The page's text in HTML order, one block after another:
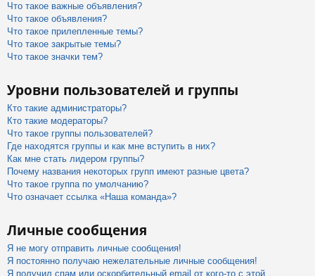
Что такое важные объявления?
Что такое объявления?
Что такое прилепленные темы?
Что такое закрытые темы?
Что такое значки тем?
Уровни пользователей и группы
Кто такие администраторы?
Кто такие модераторы?
Что такое группы пользователей?
Где находятся группы и как мне вступить в них?
Как мне стать лидером группы?
Почему названия некоторых групп имеют разные цвета?
Что такое группа по умолчанию?
Что означает ссылка «Наша команда»?
Личные сообщения
Я не могу отправить личные сообщения!
Я постоянно получаю нежелательные личные сообщения!
Я получил спам или оскорбительный email от кого-то с этой